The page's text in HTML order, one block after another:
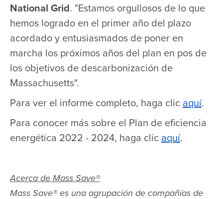
National Grid. "Estamos orgullosos de lo que
hemos logrado en el primer año del plazo
acordado y entusiasmados de poner en
marcha los próximos años del plan en pos de
los objetivos de descarbonización de
Massachusetts".
Para ver el informe completo, haga clic aquí.
Para conocer más sobre el Plan de eficiencia
energética 2022 - 2024, haga clic aquí.
Acerca de Mass Save®
Mass Save® es una agrupación de compañías de